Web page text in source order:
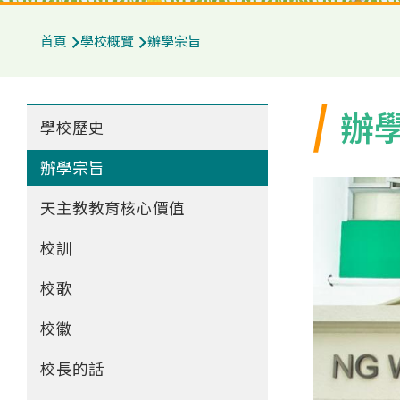
航
結
首頁 學校概覽 辦學宗旨
辦
Main
navigation
學校歷史
辦學宗旨
天主教教育核心價值
校訓
校歌
校徽
校長的話